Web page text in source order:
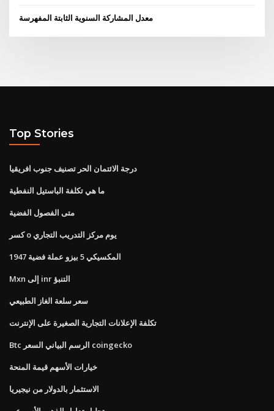
معدل المشاركة السنوية الثابتة المفهرسة
Top Stories
درجة الائتمان الحر تصنيف جنوب افريقيا
ما هي تكلفة الباستيل النفطية
متى الفصول الفضية
كسر o يوم مركز التدريب التجاري
المكسيكي 5 بيزو عملة فضية 1947
Mxn إلى inr التنبؤ
سعر سلعة الغاز الطبيعي
تكلفة الإعلانات التجارية الصغيرة على الإنترنت
Btc الرسم البياني السعر coingecko
خيارات الأسهم قيمة المنحة
الاستثمار بالدولار من نيجيريا